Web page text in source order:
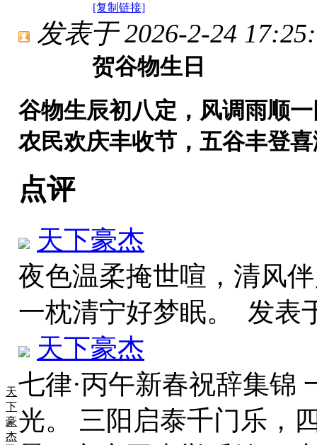
[复制链接]
天
下
豪
杰
发表于 2026-2-24
贺谷物生日
谷物生辰初八定，风调雨顺
农民欢庆丰收节，五谷丰登
点评
天下豪杰
夜色温柔掩世喧，清风
一枕清宁好梦眠。 发表
天下豪杰
七律·丙午新春祝辞集锦
光。 三阳启泰千门乐，